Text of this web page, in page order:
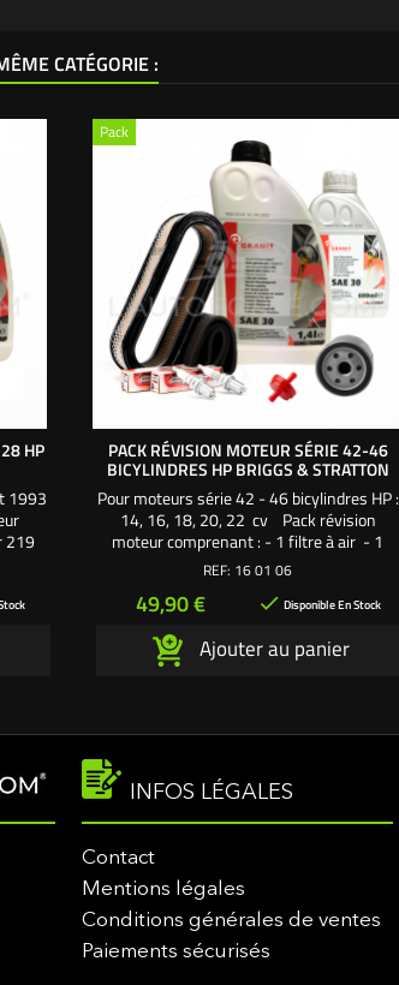
CATÉGORIE :
HP
1993
219
- 1
1,4
Pack
PACK RÉVISION MOTEUR SÉRIE 42-46
BICYLINDRES HP BRIGGS & STRATTON
Pour moteurs série 42 - 46 bicylindres HP :
14, 16, 18, 20, 22 cv Pack révision
moteur comprenant : - 1 filtre à air - 1
mousse pour filtre à air - 1 filtre à huile - 1
litres d'huile moteur SAE30 Une création
REF: 16 01 06
Prix
49,90 €  Disponible En Stock
Ajouter au panier
INFOS LÉGALES
Contact
Mentions légales
Conditions générales de ventes
Paiements sécurisés